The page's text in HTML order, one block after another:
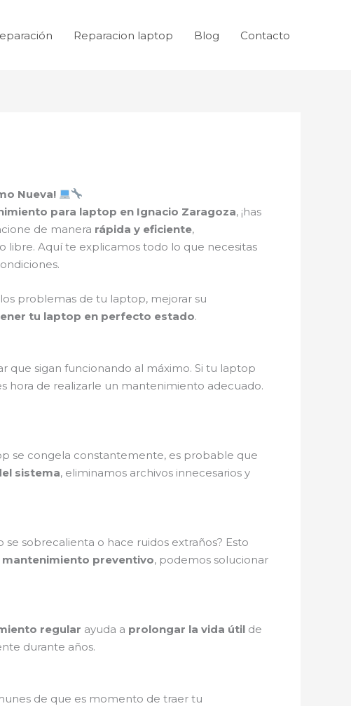
Reparacion laptop Blog Contacto
Nueva!
para laptop en Ignacio Zaragoza, ¡has
de manera rápida y eficiente,
Aquí te explicamos todo lo que necesitas
problemas de tu laptop, mejorar su
tu laptop en perfecto estado.
que sigan funcionando al máximo. Si tu laptop
hora de realizarle un mantenimiento adecuado.
se congela constantemente, es probable que
sistema, eliminamos archivos innecesarios y
se sobrecalienta o hace ruidos extraños? Esto
mantenimiento preventivo, podemos solucionar
regular ayuda a prolongar la vida útil de
durante años.
de que es momento de traer tu